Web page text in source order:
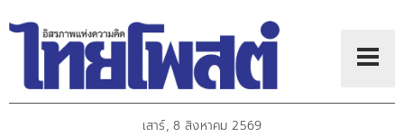
เสาร์, 8 สิงหาคม 2569